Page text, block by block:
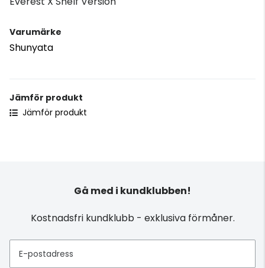
Varumärke
Shunyata
Jämför produkt
Jämför produkt
Gå med i kundklubben!
Kostnadsfri kundklubb - exklusiva förmåner.
E-postadress